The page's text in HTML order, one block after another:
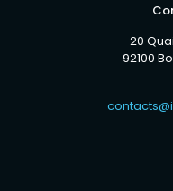
20
92100